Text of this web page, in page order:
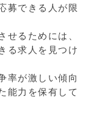
募できる人が限
せるためには、
る求人を見つけ
率が激しい傾向
能力を保有して